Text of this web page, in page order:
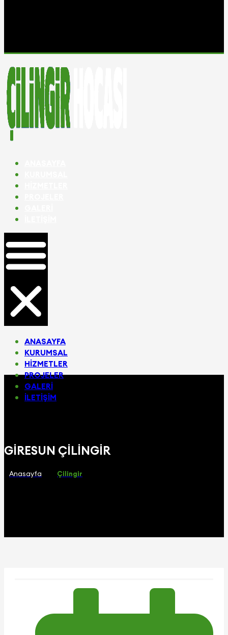
ANASAYFA
KURUMSAL
HIZMETLER
PROJELER
GALERI
İLETIŞIM
GIRESUN ÇILINGIR
Anasayfa Çilingir